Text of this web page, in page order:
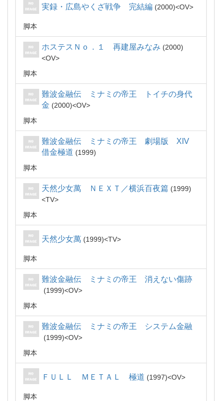
実録・広島やくざ戦争 完結編 2000 OV
脚本
ホステスＮｏ．１ 再建屋みなみ
2000
OV
脚本
難波金融伝 ミナミの帝王 トイチの身代
金
2000
OV
脚本
難波金融伝 ミナミの帝王 劇場版 XIV
借金極道
1999
脚本
天然少女萬 ＮＥＸＴ／横浜百夜篇
1999
TV
脚本
天然少女萬 1999 TV
脚本
難波金融伝 ミナミの帝王 消えない傷跡
1999
OV
脚本
難波金融伝 ミナミの帝王 システム金融
1999
OV
脚本
ＦＵＬＬ ＭＥＴＡＬ 極道 1997 OV
脚本